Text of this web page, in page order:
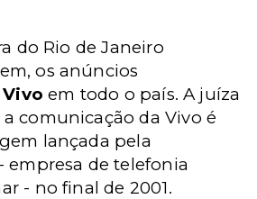
do Rio de Janeiro
os anúncios
Vivoem todo o país. A juíza
comunicação da Vivo é
lançada pela
empresa de telefonia
- no final de 2001.